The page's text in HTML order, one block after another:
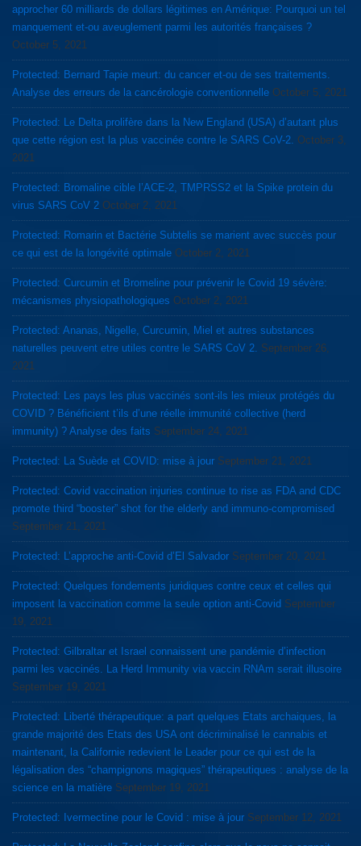
approcher 60 milliards de dollars légitimes en Amérique: Pourquoi un tel
manquement et-ou aveuglement parmi les autorités françaises ?
October 5, 2021
Protected: Bernard Tapie meurt: du cancer et-ou de ses traitements.
Analyse des erreurs de la cancérologie conventionnelle October 5, 2021
Protected: Le Delta prolifère dans la New England (USA) d’autant plus
que cette région est la plus vaccinée contre le SARS CoV-2. October 3,
2021
Protected: Bromaline cible l’ACE-2, TMPRSS2 et la Spike protein du
virus SARS CoV 2 October 2, 2021
Protected: Romarin et Bactérie Subtelis se marient avec succès pour
ce qui est de la longévité optimale October 2, 2021
Protected: Curcumin et Bromeline pour prévenir le Covid 19 sévère:
mécanismes physiopathologiques October 2, 2021
Protected: Ananas, Nigelle, Curcumin, Miel et autres substances
naturelles peuvent etre utiles contre le SARS CoV 2. September 26,
2021
Protected: Les pays les plus vaccinés sont-ils les mieux protégés du
COVID ? Bénéficient t’ils d’une réelle immunité collective (herd
immunity) ? Analyse des faits September 24, 2021
Protected: La Suède et COVID: mise à jour September 21, 2021
Protected: Covid vaccination injuries continue to rise as FDA and CDC
promote third “booster” shot for the elderly and immuno-compromised
September 21, 2021
Protected: L’approche anti-Covid d’El Salvador September 20, 2021
Protected: Quelques fondements juridiques contre ceux et celles qui
imposent la vaccination comme la seule option anti-Covid September
19, 2021
Protected: Gilbraltar et Israel connaissent une pandémie d’infection
parmi les vaccinés. La Herd Immunity via vaccin RNAm serait illusoire
September 19, 2021
Protected: Liberté thérapeutique: a part quelques Etats archaiques, la
grande majorité des Etats des USA ont décriminalisé le cannabis et
maintenant, la Californie redevient le Leader pour ce qui est de la
légalisation des “champignons magiques” thérapeutiques : analyse de la
science en la matière September 19, 2021
Protected: Ivermectine pour le Covid : mise à jour September 12, 2021